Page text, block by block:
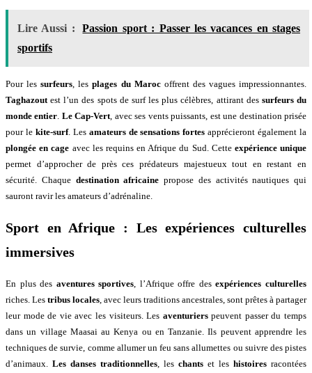
Lire Aussi :
Passion sport : Passer les vacances en stages
sportifs
Pour lessurfeurs, lesplages du Marocoffrent des vagues impressionnantes.
Taghazoutest l’un des spots de surf les plus célèbres, attirant des surfeurs du
monde entier. Le Cap-Vert, avec ses vents puissants, est une destination prisée
pour le kite-surf. Les amateurs de sensations fortes apprécieront également la
plongée en cage avec les requins en Afrique du Sud. Cette expérience unique
permet d’approcher de près ces prédateurs majestueux tout en restant en
sécurité. Chaque destination africaine propose des activités nautiques qui
sauront ravir les amateurs d’adrénaline.
Sport en Afrique : Les expériences culturelles
immersives
En plus des aventures sportives , l’Afrique offre desexpériences culturelles
riches. Les tribus locales , avec leurs traditions ancestrales, sont prêtes à partager
leur mode de vie avec les visiteurs. Les aventurierspeuvent passer du temps
dans un village Maasai au Kenya ou en Tanzanie. Ils peuvent apprendre les
techniques de survie, comme allumer un feu sans allumettes ou suivre des pistes
d’animaux. Les danses traditionnelles , les chants et les histoires racontées